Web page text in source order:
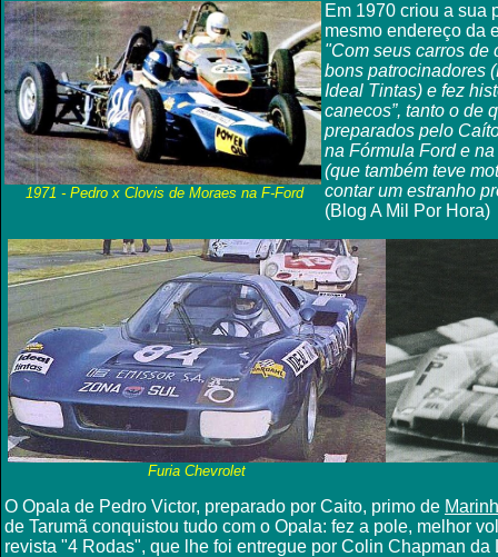
1971 - Pedro x Clovis de Moraes na F-Ford
Em 1970 criou a sua
mesmo endereço da
"Com seus carros de
bons patrocinadores
Ideal Tintas) e fez
canecos”, tanto o de
preparados pelo
na Fórmula Ford e
(que também teve
contar um estranho
(Blog A Mil Por Hora)
Furia Chevrolet
O Opala de Pedro Victor, preparado por Caito, primo de
de Tarumã conquistou tudo com o Opala: fez a pole, melhor
revista "4 Rodas", que lhe foi entregue por Colin Chapman da